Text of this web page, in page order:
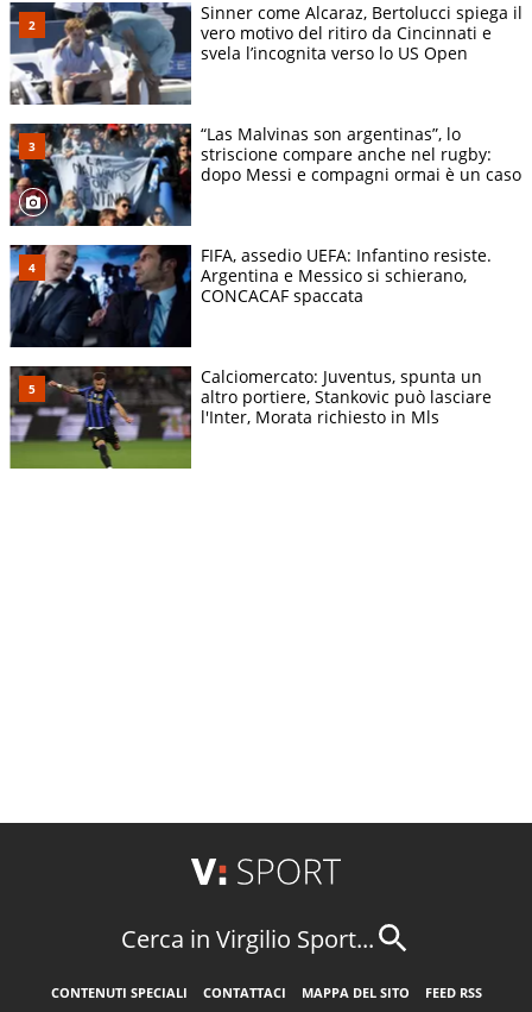
Sinner come Alcaraz, Bertolucci spiega il
vero motivo del ritiro da Cincinnati e
svela l’incognita verso lo US Open
“Las Malvinas son argentinas”, lo
striscione compare anche nel rugby:
dopo Messi e compagni ormai è un caso
FIFA, assedio UEFA: Infantino resiste.
Argentina e Messico si schierano,
CONCACAF spaccata
Calciomercato: Juventus, spunta un
altro portiere, Stankovic può lasciare
l'Inter, Morata richiesto in Mls
Cerca in Virgilio Sport...
CONTENUTI SPECIALI CONTATTACI MAPPA DEL SITO
FEED RSS